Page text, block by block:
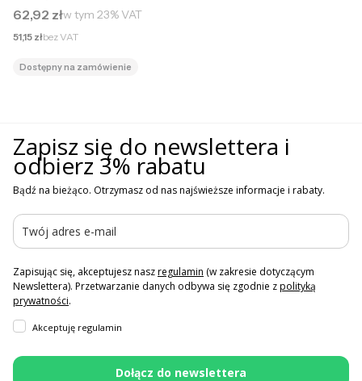
Cena brutto
62,92 złw tym 23%VAT
Cena netto
51,15 złbez VAT
Dostępny na zamówienie
Zapisz się do newslettera i
odbierz 3% rabatu
Bądź na bieżąco. Otrzymasz od nas najświeższe informacje i rabaty.
Zapisując się, akceptujesz naszregulamin (w zakresie dotyczącym
Newslettera). Przetwarzanie danych odbywa się zgodnie zpolityką
prywatności.
Akceptuję regulamin
Dołącz do newslettera